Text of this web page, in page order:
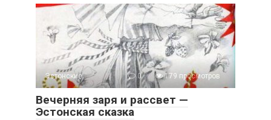
Эстонские 0 179 просмотров
Вечерняя заря и рассвет —
Эстонская сказка